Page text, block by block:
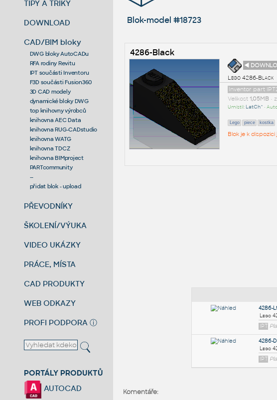
TIPY A TRIKY
DOWNLOAD
CAD/BIM bloky
DWG bloky AutoCADu
RFA rodiny Revitu
IPT součásti Inventoru
F3D součásti Fusion360
3D CAD modely
dynamické bloky DWG
top knihovny výrobců
knihovna AEC Data
knihovna RUG-CADstudio
knihovna WATG
knihovna TDCZ
knihovna BIMproject
PARTcommunity
--
přidat blok - upload
PŘEVODNÍKY
ŠKOLENÍ/VÝUKA
VIDEO UKÁZKY
PRÁCE, MÍSTA
CAD PRODUKTY
WEB ODKAZY
PROFI PODPORA ⓘ
PORTÁLY PRODUKTŮ
AUTOCAD
Blok-model #18723
4286-Black
◄
Lego 4286-Black
Inventor part
Velikost 1,05MB•
Umístil: LatCh^ •
Lego piece kostka
Blok je k
Komentáře: